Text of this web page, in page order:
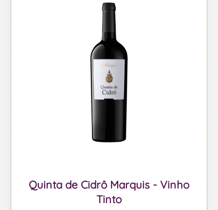
Quinta de Cidrô Marquis - Vinho
Tinto